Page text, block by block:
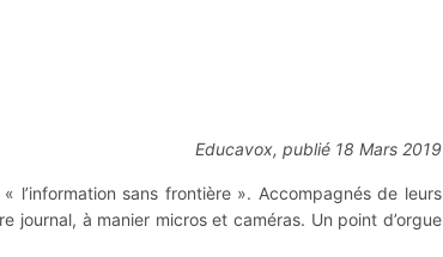
Educavox, publié 18 Mars 2019
l’information sans frontière ». Accompagnés de leurs
journal, à manier micros et caméras. Un point d’orgue